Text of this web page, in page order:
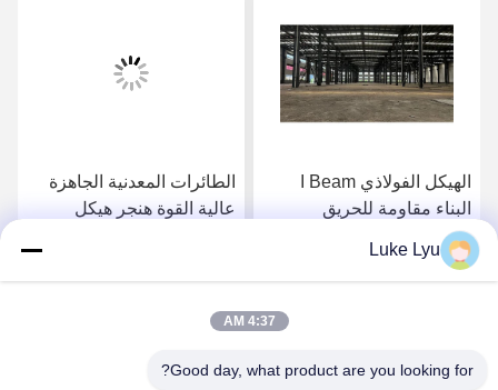
الهيكل الفولاذي I Beam
البناء مقاومة للحريق
احصل على أفضل سعر
الطائرات المعدنية الجاهزة
عالية القوة هنجر هيكل
احصل على أفضل سعر
Luke Lyu
4:37 AM
Good day, what product are you looking for?